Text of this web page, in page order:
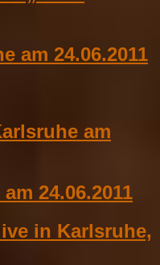
am 24.06.2011
am
24.06.2011
in Karlsruhe,